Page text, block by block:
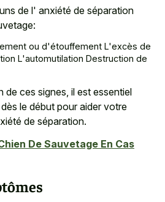
de l' anxiété de séparation
ou d'étouffement L'excès de
L'automutilation Destruction de
de ces signes, il est essentiel
le début pour aider votre
de séparation.
De Sauvetage En Cas